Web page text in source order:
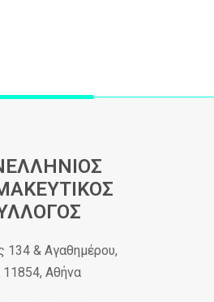
134 & Αγαθημέρου,
Αθήνα